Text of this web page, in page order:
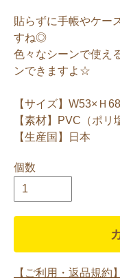
貼らずに手帳やケー
すね◎
色々なシーンで使え
ンできますよ☆
【サイズ】W53×Ｈ
【素材】PVC（ポリ
【生産国】日本
個数
【ご利用・返品規約